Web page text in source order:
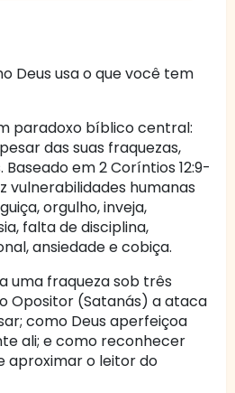
Deus usa o que você tem
paradoxo bíblico central:
das suas fraquezas,
em 2 Coríntios 12:9-
vulnerabilidades humanas
orgulho, inveja,
falta de disciplina,
ansiedade e cobiça.
uma fraqueza sob três
Opositor (Satanás) a ataca
como Deus aperfeiçoa
ali; e como reconhecer
aproximar o leitor do